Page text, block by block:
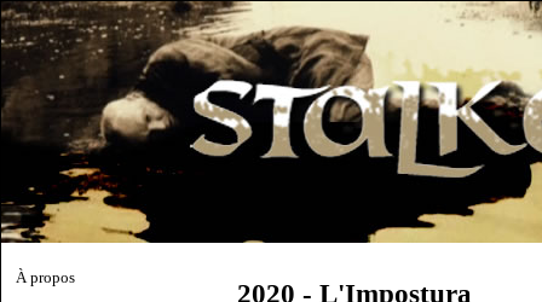
À propos
2020 - L'Impostura